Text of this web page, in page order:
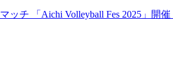
チ 「Aichi Volleyball Fes 2025」開